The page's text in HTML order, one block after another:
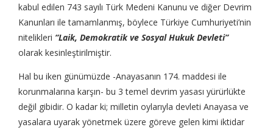
kabul edilen 743 sayılı Türk Medeni Kanunu ve diğer Devrim
Kanunları ile tamamlanmış, böylece Türkiye Cumhuriyeti’nin
nitelikleri “Laik, Demokratik ve Sosyal Hukuk Devleti”
olarak kesinleştirilmiştir.
Hal bu iken günümüzde -Anayasanın 174. maddesi ile
korunmalarına karşın- bu 3 temel devrim yasası yürürlükte
değil gibidir. O kadar ki; milletin oylarıyla devleti Anayasa ve
yasalara uyarak yönetmek üzere göreve gelen kimi iktidar